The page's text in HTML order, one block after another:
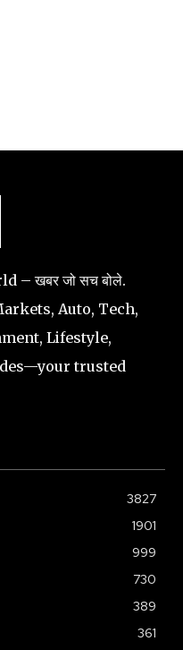
– खबर जो सच बोले.
Auto, Tech,
Lifestyle,
trusted
3827
1901
999
730
389
361